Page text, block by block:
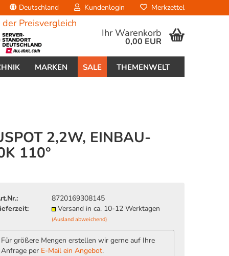
Deutschland Kundenlogin Merkzettel
Ihr Warenkorb
0,00 EUR
MARKEN SALE THEMENWELT
2,2W, EINBAU-
110°
8720169308145
Versand in ca. 10-12 Werktagen
(Ausland abweichend)
Für größere Mengen erstellen wir gerne auf Ihre
Anfrage per E-Mail ein Angebot.